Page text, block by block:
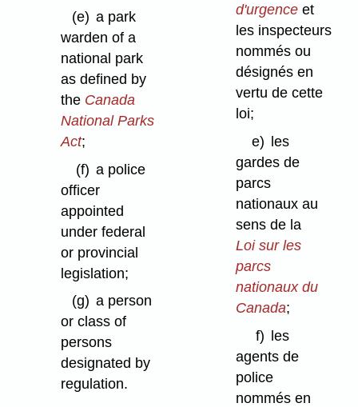
(e) a park
warden of a
national park
as defined by
the Canada
National Parks
Act;
(f) a police
officer
appointed
under federal
or provincial
legislation;
(g) a person
or class of
persons
designated by
regulation.
d'urgence et
les inspecteurs
nommés ou
désignés en
vertu de cette
loi;
e) les
gardes de
parcs
nationaux au
sens de la
Loi sur les
parcs
nationaux du
Canada;
f) les
agents de
police
nommés en